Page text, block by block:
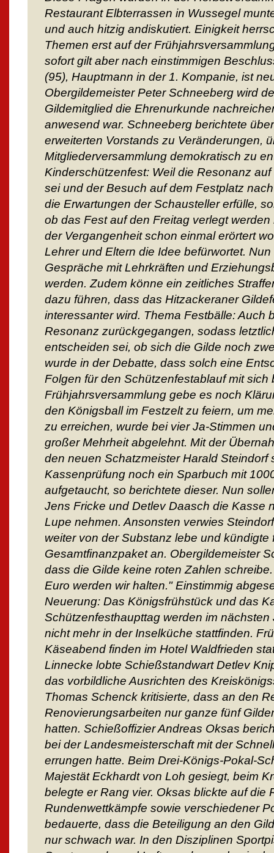
Restaurant Elbterrassen in Wussegel
und auch hitzig andiskutiert. Einigkeit
Themen erst auf der
sofort gilt aber nach einstimmigen
(95), Hauptmann in der 1. Kompanie, ist
Obergildemeister Peter Schneeberg wird
Gildemitglied die Ehrenurkunde
anwesend war. Schneeberg berichtete
erweiterten Vorstands zu Veränderungen,
Mitgliederversammlung demokratisch zu
Kinderschützenfest: Weil die Resonanz
sei und der Besuch auf dem Festplatz
die Erwartungen der Schausteller erfülle,
ob das Fest auf den Freitag verlegt
der Vergangenheit schon einmal erörtert
Lehrer und Eltern die Idee befürwortet.
Gespräche mit Lehrkräften und
werden. Zudem könne ein zeitliches
dazu führen, dass das Hitzackeraner
interessanter wird. Thema Festbälle: Auch
Resonanz zurückgegangen, sodass
entscheiden sei, ob sich die Gilde noch
wurde in der Debatte, dass solch eine
Folgen für den Schützenfestablauf mit sich
Frühjahrsversammlung gebe es noch
den Königsball im Festzelt zu feiern, um
zu erreichen, wurde bei vier Ja-Stimmen
großer Mehrheit abgelehnt. Mit der
den neuen Schatzmeister Harald Steindorf
Kassenprüfung noch ein Sparbuch mit
aufgetaucht, so berichtete dieser. Nun
Jens Fricke und Detlev Daasch die Kasse
Lupe nehmen. Ansonsten verwies
weiter von der Substanz lebe und kündigte
Gesamtfinanzpaket an. Obergildemeister
dass die Gilde keine roten Zahlen
Euro werden wir halten." Einstimmig
Neuerung: Das Königsfrühstück und das
Schützenfesthaupttag werden im
nicht mehr in der Inselküche stattfinden.
Käseabend finden im Hotel Waldfrieden
Linnecke lobte Schießstandwart Detlev
das vorbildliche Ausrichten des
Thomas Schenck kritisierte, dass an den
Renovierungsarbeiten nur ganze fünf
hatten. Schießoffizier Andreas Oksas
bei der Landesmeisterschaft mit der
errungen hatte. Beim Drei-Königs-Pokal-
Majestät Eckhardt von Loh gesiegt, beim
belegte er Rang vier. Oksas blickte auf die
Rundenwettkämpfe sowie verschiedener
bedauerte, dass die Beteiligung an den
nur schwach war. In den Disziplinen